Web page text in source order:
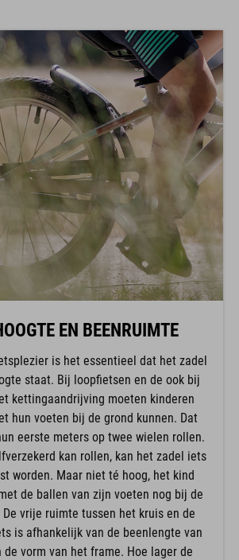
EN BEENRUIMTE
is het essentieel dat het zadel
staat. Bij loopfietsen en de ook bij
kettingaandrijving moeten kinderen
hun voeten bij de grond kunnen. Dat
eerste meters op twee wielen rollen.
kan rollen, kan het zadel iets
worden. Maar niet té hoog, het kind
de ballen van zijn voeten nog bij de
vrije ruimte tussen het kruis en de
is afhankelijk van de beenlengte van
de vorm van het frame. Hoe lager de